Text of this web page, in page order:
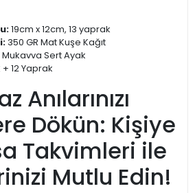
19cm x 12cm, 13 yaprak
350 GR Mat Kuşe Kağıt
Mukavva Sert Ayak
+ 12 Yaprak
Anılarınızı
Dökün: Kişiye
Takvimleri ile
Mutlu Edin!